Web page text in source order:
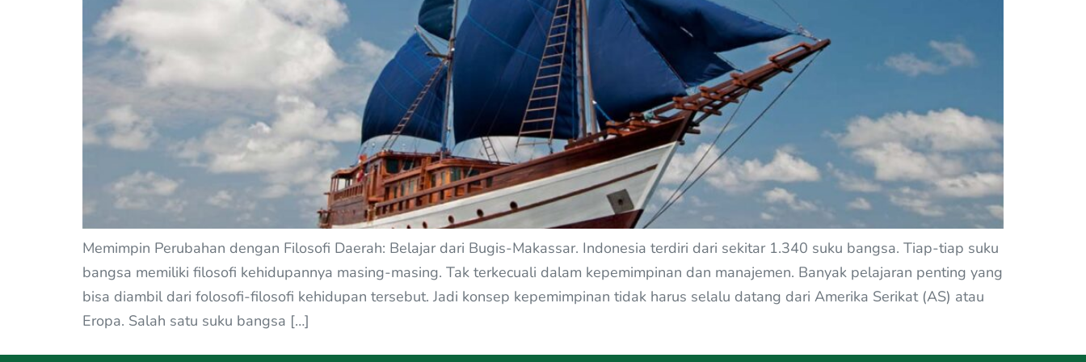
Memimpin Perubahan dengan Filosofi Daerah: Belajar dari Bugis-Makassar. Indonesia terdiri dari sekitar 1.340 suku bangsa. Tiap-tiap suku
bangsa memiliki filosofi kehidupannya masing-masing. Tak terkecuali dalam kepemimpinan dan manajemen. Banyak pelajaran penting yang
bisa diambil dari folosofi-filosofi kehidupan tersebut. Jadi konsep kepemimpinan tidak harus selalu datang dari Amerika Serikat (AS) atau
Eropa. Salah satu suku bangsa […]